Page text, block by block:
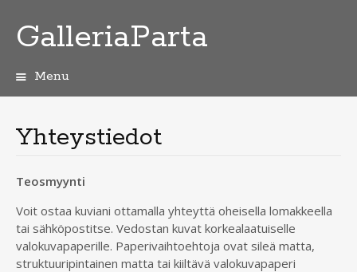
GalleriaParta
Menu
Yhteystiedot
Teosmyynti
Voit ostaa kuviani ottamalla yhteyttä oheisella lomakkeella
tai sähköpostitse. Vedostan kuvat korkealaatuiselle
valokuvapaperille. Paperivaihtoehtoja ovat sileä matta,
struktuuripintainen matta tai kiiltävä valokuvapaperi